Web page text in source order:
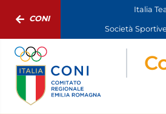
CONI
Italia
Società